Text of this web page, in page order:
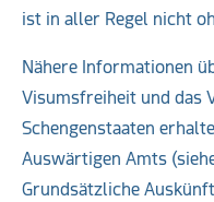
ist in aller Regel nicht
Nähere Informationen
Visumsfreiheit und das
Schengenstaaten
Auswärtigen Amts
Grundsätzliche